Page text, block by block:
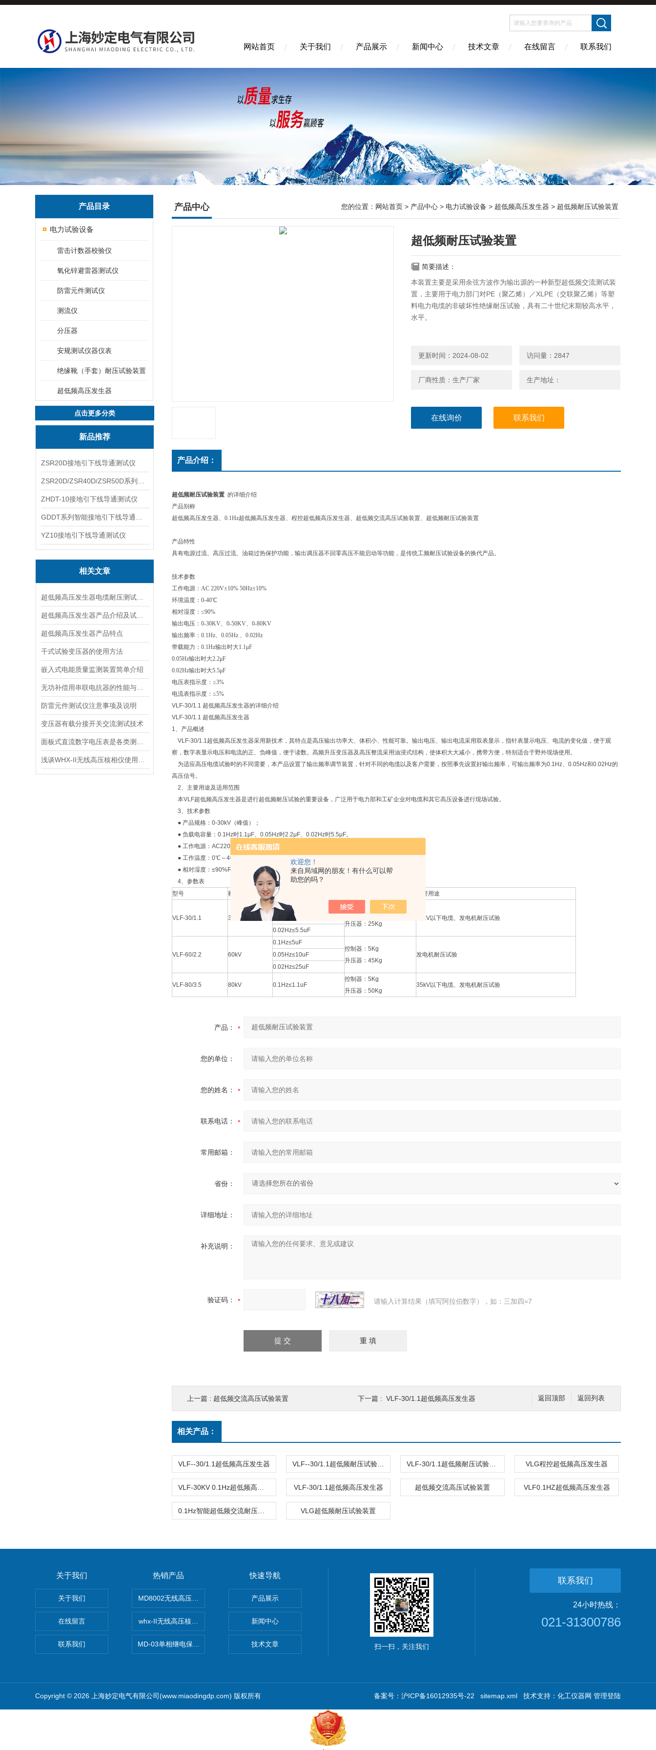
欢迎您！
来自局域网的朋友！有什么可以帮
助您的吗？
网站首页 关于我们 产品展示 新闻中心 技术文章 在线留言 联系我们
产品目录
电力试验设备
雷击计数器校验仪
氧化锌避雷器测试仪
防雷元件测试仪
测流仪
分压器
安规测试仪器仪表
绝缘靴（手套）耐压试验装置
超低频高压发生器
点击更多分类
新品推荐
ZSR20D接地引下线导通测试仪
ZHDT-10接地引下线导通测试仪
YZ10接地引下线导通测试仪
相关文章
超低频高压发生器产品特点
干式试验变压器的使用方法
嵌入式电能质量监测装置简单介绍
防雷元件测试仪注意事项及说明
变压器有载分接开关交流测试技术
产品中心 您的位置： 网站首页 > 产品中心 > 电力试验设备 > 超低频高压发生器 > 超低频耐压试验装置
超低频耐压试验装置
简要描述：
本装置主要是采用余弦方波作为输出源的一种新型超低频交流测试装
置，主要用于电力部门对PE（聚乙烯）／XLPE（交联聚乙烯）等塑
料电力电缆的非破坏性绝缘耐压试验，具有二十世纪末期较高水平，
水平。
更新时间：2024-08-02 访问量：2847
厂商性质：生产厂家 生产地址：
在线询价 联系我们
产品介绍：
超低频耐压试验装置 的详细介绍
产品别称
超低频高压发生器、0.1Hz超低频高压发生器、程控超低频高压发生器、超低频交流高压试验装置、超低频耐压试验装置
产品特性
具有电源过流、高压过流、油箱过热保护功能，输出调压器不回零高压不能启动等功能，是传统工频耐压试验设备的换代产品。
技术参数
工作电源：AC 220V±10% 50Hz±10%
环境温度：0-40℃
相对湿度：≤90%
输出电压：0-30KV、0-50KV、0-80KV
输出频率：0.1Hz、0.05Hz 、0.02Hz
带载能力：0.1Hz输出时大1.1μF
0.05Hz输出时大2.2μF
0.02Hz输出时大5.5μF
电压表指示度：≤3%
电流表指示度：≤5%
VLF-30/1.1 超低频高压发生器的详细介绍
VLF-30/1.1 超低频高压发生器
1、产品概述
VLF-30/1.1超低频高压发生器采用新技术，其特点是高压输出功率大、体积小、性能可靠。输出电压、输出电流采用双表显示，指针表显示电压、电流的变化值，便于观
察，数字表显示电压和电流的正、负峰值，便于读数。高频升压变压器及高压整流采用油浸式结构，使体积大大减小，携带方便，特别适合于野外现场使用。
为适应高压电缆试验时的不同需要，本产品设置了输出频率调节装置，针对不同的电缆以及客户需要，按照事先设置好输出频率，可输出频率为0.1Hz、0.05Hz和0.02Hz的
高压信号。
2、主要用途及适用范围
本VLF超低频高压发生器是进行超低频耐压试验的重要设备，广泛用于电力部和工矿企业对电缆和其它高压设备进行现场试验。
3、技术参数
● 产品规格：0-30kV（峰值）；
● 负载电容量：0.1Hz时1.1μF、0.05Hz时2.2μF、0.02Hz时5.5μF。
● 工作电源：AC220V±10%， 50Hz；
● 工作温度：0℃～40℃；
● 相对湿度：≤90%RH。
4、参数表
型号
额定电压 带载能力 主要用途
VLF-30/1.1 30kV
0.1Hz≤1.1uF
控制器：4Kg
升压器：25Kg
10kV以下电缆、发电机耐压试验
0.05Hz≤2.2uF
0.02Hz≤5.5uF
VLF-60/2.2 60kV
0.1Hz≤5uF
控制器：5Kg
升压器：45Kg
发电机耐压试验
0.05Hz≤10uF
0.02Hz≤25uF
VLF-80/3.5 80kV 0.1Hz≤1.1uF
控制器：5Kg
升压器：50Kg
35kV以下电缆、发电机耐压试验
产品：
您的单位：
您的姓名：
联系电话：
常用邮箱：
省份：
详细地址：
补充说明：
验证码： 请输入计算结果（填写阿拉伯数字），如：三加四=7
返回列表
返回顶部
上一篇 : 超低频交流高压试验装置 下一篇 : VLF-30/1.1超低频高压发生器
相关产品：
VLF--30/1.1超低频高压发生器 VLG程控超低频高压发生器
VLF-30/1.1超低频高压发生器 超低频交流高压试验装置 VLF0.1HZ超低频高压发生器
VLG超低频耐压试验装置
关于我们
关于我们
在线留言
联系我们
热销产品
MD8002无线高压核相仪
whx-II无线高压核相仪
MD-03单相继电保护测试仪价格
快速导航
产品展示
新闻中心
技术文章 扫一扫，关注我们
联系我们
24小时热线：
021-31300786
Copyright © 2026 上海妙定电气有限公司(www.miaodingdp.com) 版权所有 备案号：沪ICP备16012935号-22 sitemap.xml 技术支持： 化工仪器网 管理登陆